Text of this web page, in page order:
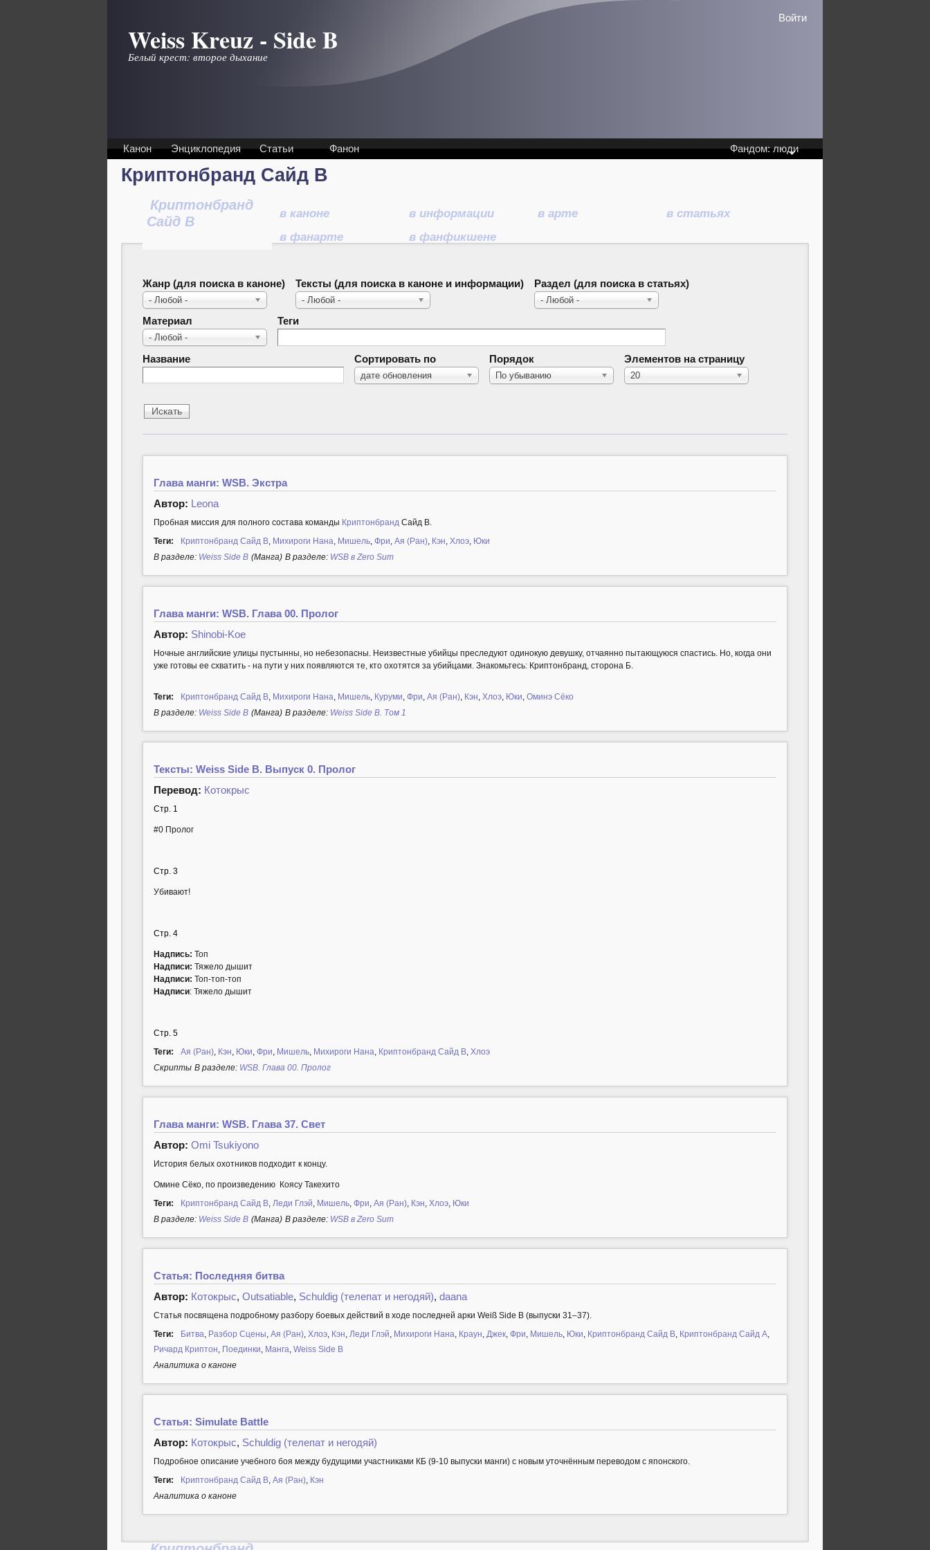
Weiss Kreuz - Side B
Белый крест: второе дыхание
Войти
Канон Энциклопедия Статьи Фанон Фандом: люди
Криптонбранд Сайд B
Криптонбранд
Сайд B
в каноне в информации в арте
в статьях
в фанарте
в фанфикшене
Жанр (для поиска в каноне)
- Любой -
Тексты (для поиска в каноне и информации)
- Любой -
Раздел (для поиска в статьях)
- Любой -
Материал
- Любой -
Теги
Название Сортировать по
дате обновления
Порядок
По убыванию
Элементов на страницу
20
Глава манги: WSB. Экстра
Автор: Leona
Пробная миссия для полного состава команды КриптонбрандСайд B.
Теги:
Криптонбранд Сайд B, Михироги Нана, Мишель, Фри, Ая (Ран), Кэн, Хлоэ, Юки
В разделе: Weiss Side B (Манга) В разделе: WSB в Zero Sum
Глава манги: WSB. Глава 00. Пролог
Автор: Shinobi-Koe
Ночные английские улицы пустынны, но небезопасны. Неизвестные убийцы преследуют одинокую девушку, отчаянно пытающуюся спастись. Но, когда они
уже готовы ее схватить - на пути у них появляются те, кто охотятся за убийцами. Знакомьтесь: Криптонбранд, сторона Б.
Теги: Криптонбранд Сайд B, Михироги Нана, Мишель, Куруми, Фри, Ая (Ран), Кэн, Хлоэ, Юки, Оминэ Сёко
В разделе: Weiss Side B (Манга) В разделе: Weiss Side B. Том 1
Тексты: Weiss Side B. Выпуск 0. Пролог
Перевод: Котокрыс
Стр. 1
#0 Пролог
Стр. 3
Убивают!
Стр. 4
Надпись: Топ
Надписи: Тяжело дышит
Надписи: Топ-топ-топ
Надписи: Тяжело дышит
Стр. 5
Теги:
Ая (Ран), Кэн, Юки, Фри, Мишель, Михироги Нана, Криптонбранд Сайд B, Хлоэ
Cкрипты В разделе: WSB. Глава 00. Пролог
Глава манги: WSB. Глава 37. Свет
Автор: Omi Tsukiyono
История белых охотников подходит к концу.
Омине Сёко, по произведению Коясу Такехито
Теги:
Криптонбранд Сайд B, Леди Глэй, Мишель, Фри, Ая (Ран), Кэн, Хлоэ, Юки
В разделе: Weiss Side B (Манга) В разделе: WSB в Zero Sum
Статья: Последняя битва
Автор: Котокрыс, Outsatiable, Schuldig (телепат и негодяй), daana
Cтатья посвящена подробному разбору боевых действий в ходе последней арки Weiß Side B (выпуски 31–37).
Теги:
Битва, Разбор Сцены, Ая (Ран), Хлоэ, Кэн, Леди Глэй, Михироги Нана, Краун, Джек, Фри, Мишель, Юки, Криптонбранд Сайд B, Криптонбранд Сайд A,
Ричард Криптон, Поединки, Манга, Weiss Side B
Аналитика о каноне
Статья: Simulate Battle
Автор: Котокрыс, Schuldig (телепат и негодяй)
Подробное описание учебного боя между будущими участниками КБ (9-10 выпуски манги) с новым уточнённым переводом с японского.
Теги:
Криптонбранд Сайд B, Ая (Ран), Кэн
Аналитика о каноне